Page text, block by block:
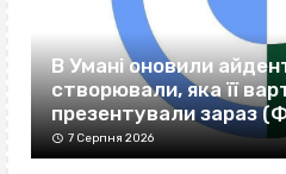
В Умані оновили
створювали, яка її
презентували зараз
7 Серпня 2026